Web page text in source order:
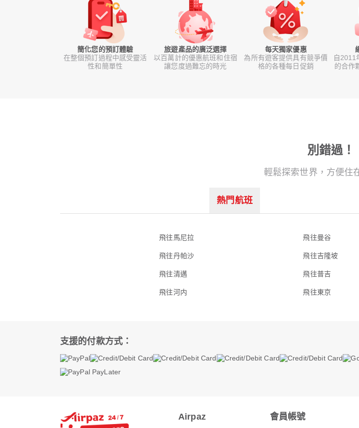
簡化您的預訂體驗
在整個預訂過程中感受靈活
性和簡單性
旅遊產品的廣泛選擇
以百萬計的優惠航班和住宿
讓您度過難忘的時光
每天獨家優惠
為所有遊客提供具有競爭價
格的各種每日促銷
自2011
的合作
別錯過！
輕鬆探索世界，方便住
熱門航班
飛往馬尼拉 飛往曼谷
飛往丹帕沙 飛往吉隆坡
飛往清邁 飛往普吉
飛往河内 飛往東京
支援的付款方式：
Airpaz 會員帳號